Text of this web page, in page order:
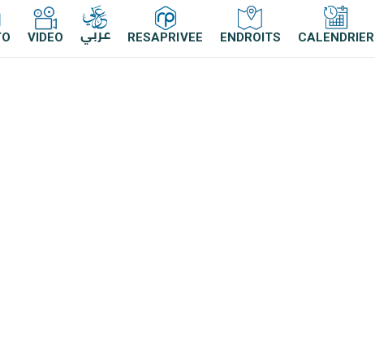
VIDEO عربي RESAPRIVEE ENDROITS CALENDRIER